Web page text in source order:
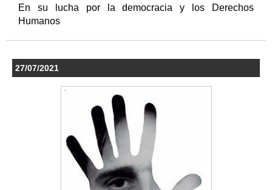
En su lucha por la democracia y los Derechos
Humanos
27/07/2021